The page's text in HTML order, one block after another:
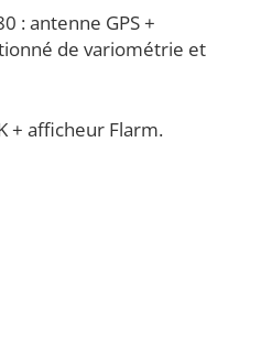
: antenne GPS +
de variométrie et
+ afficheur Flarm.